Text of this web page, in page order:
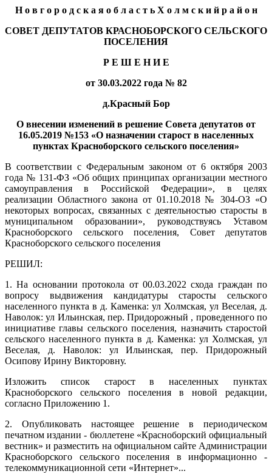
Н о в г о р о д с к а я о б л а с т ь Х о л м с к и й р а й о н
СОВЕТ ДЕПУТАТОВ КРАСНОБОРСКОГО СЕЛЬСКОГО
ПОСЕЛЕНИЯ
Р Е Ш Е Н И Е
от 30.03.2022 года № 82
д.Красный Бор
О внесении изменений в решение Совета депутатов от
16.05.2019 №153 «О назначении старост в населенных
пунктах Красноборского сельского поселения»
В соответствии с Федеральным законом от 6 октября 2003
года № 131-ФЗ «Об общих принципах организации местного
самоуправления в Российской Федерации», в целях
реализации Областного закона от 01.10.2018 № 304-ОЗ «О
некоторых вопросах, связанных с деятельностью старосты в
муниципальном образовании», руководствуясь Уставом
Красноборского сельского поселения, Совет депутатов
Красноборского сельского поселения
РЕШИЛ:
1. На основании протокола от 00.03.2022 схода граждан по
вопросу выдвижения кандидатуры старосты сельского
населенного пункта в д. Каменка: ул Холмская, ул Веселая, д.
Наволок: ул Ильинская, пер. Придорожный , проведенного по
инициативе главы сельского поселения, назначить старостой
сельского населенного пункта в д. Каменка: ул Холмская, ул
Веселая, д. Наволок: ул Ильинская, пер. Придорожный
Осипову Ирину Викторовну.
Изложить список старост в населенных пунктах
Красноборского сельского поселения в новой редакции,
согласно Приложению 1.
2. Опубликовать настоящее решение в периодическом
печатном издании - бюллетене «Красноборский официальный
вестник» и разместить на официальном сайте Администрации
Красноборского сельского поселения в информационно -
телекоммуникационной сети «Интернет»...